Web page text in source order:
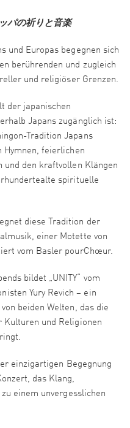
パの祈りと音楽
und Europas begegnen sich
berührenden und zugleich
und religiöser Grenzen.
der japanischen
Japans zugänglich ist:
Tradition Japans
Hymnen, feierlichen
und den kraftvollen Klängen
spirituelle
diese Tradition der
einer Motette von
vom Basler pourChœur.
bildet „UNITY“ vom
Yury Revich – ein
beiden Welten, das die
und Religionen
einzigartigen Begegnung
das Klang,
einem unvergesslichen